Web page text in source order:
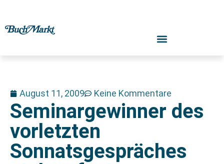
August 11, 2009 Keine Kommentare
Seminargewinner des
vorletzten
Sonnatsgespräches